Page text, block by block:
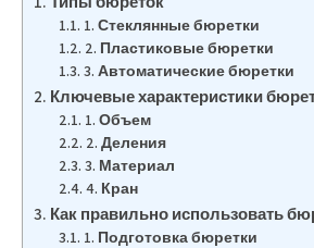
1. Стеклянные бюретки
2. Пластиковые бюретки
3. Автоматические бюретки
Ключевые характеристики
1. Объем
2. Деления
3. Материал
4. Кран
Как правильно использовать
1. Подготовка бюретки